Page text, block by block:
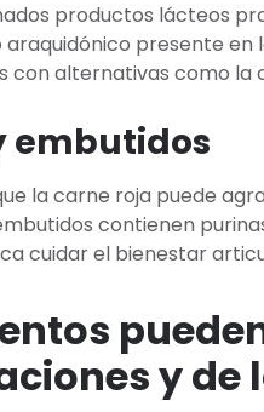
productos lácteos
araquidónico presente
con alternativas como la
embutidos
la carne roja puede
contienen
cuidar el bienestar
y de